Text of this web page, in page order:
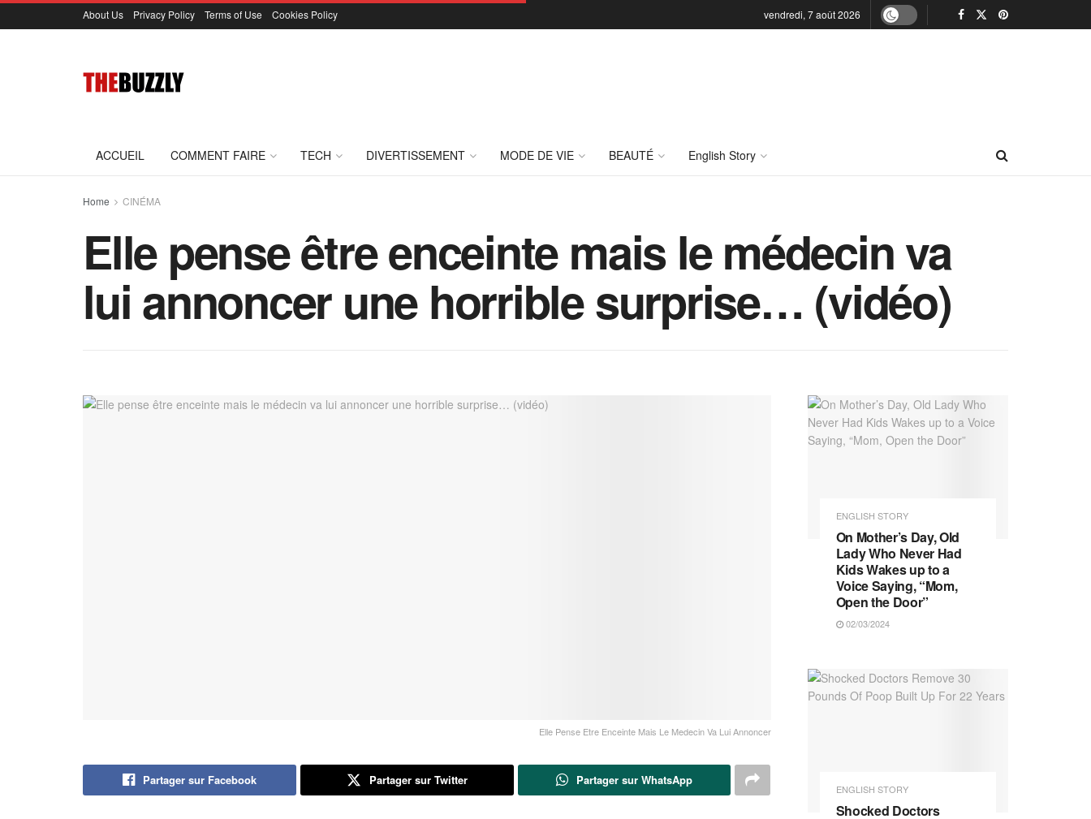
About Us Privacy Policy Terms of Use Cookies Policy vendredi, 7 août 2026
ACCUEIL COMMENT FAIRE TECH DIVERTISSEMENT MODE DE VIE BEAUTÉ English Story
Home CINÉMA
Elle pense être enceinte mais le médecin va
lui annoncer une horrible surprise… (vidéo)
Elle Pense Etre Enceinte Mais Le Medecin Va Lui Annoncer
Partager sur Facebook Partager sur Twitter Partager sur WhatsApp
ENGLISH STORY
On Mother’s Day, Old
Lady Who Never Had
Kids Wakes up to a
Voice Saying, “Mom,
Open the Door”
02/03/2024
ENGLISH STORY
Shocked Doctors